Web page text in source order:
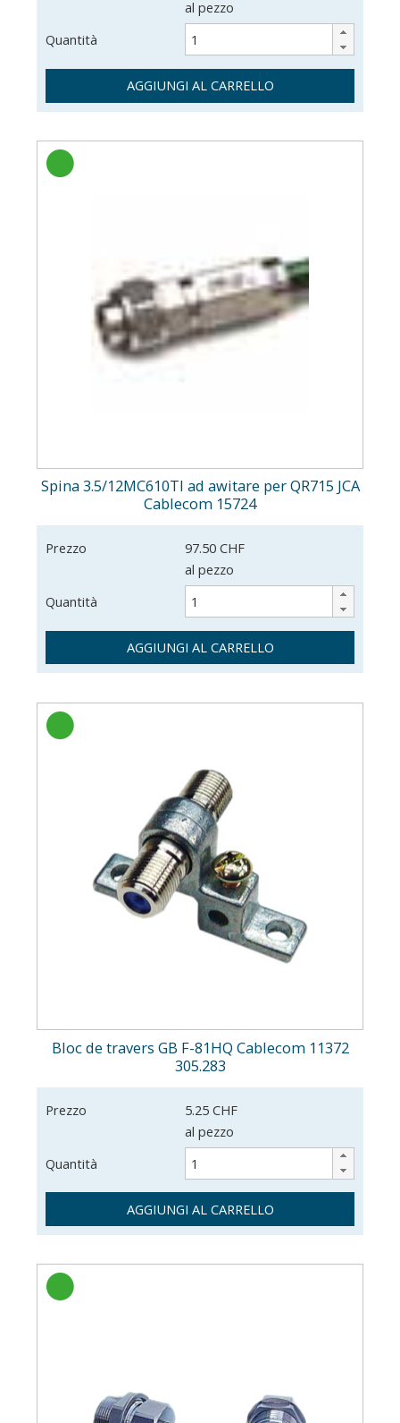
al pezzo
Quantità
AGGIUNGI AL CARRELLO
Spina 3.5/12MC610TI ad awitare per QR715 JCA
Cablecom 15724
Prezzo
97.50 CHF
al pezzo
Quantità
AGGIUNGI AL CARRELLO
Bloc de travers GB F-81HQ Cablecom 11372
305.283
Prezzo
5.25 CHF
al pezzo
Quantità
AGGIUNGI AL CARRELLO